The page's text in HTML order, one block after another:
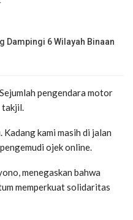
Dampingi 6 Wilayah Binaan
pengendara motor
takjil.
Kadang kami masih di jalan
ojek online.
menegaskan bahwa
memperkuat solidaritas